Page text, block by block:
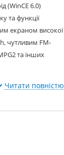
(WinCE 6.0)
та функції
екраном високої
чутливим FM-
та інших
Читати повністю